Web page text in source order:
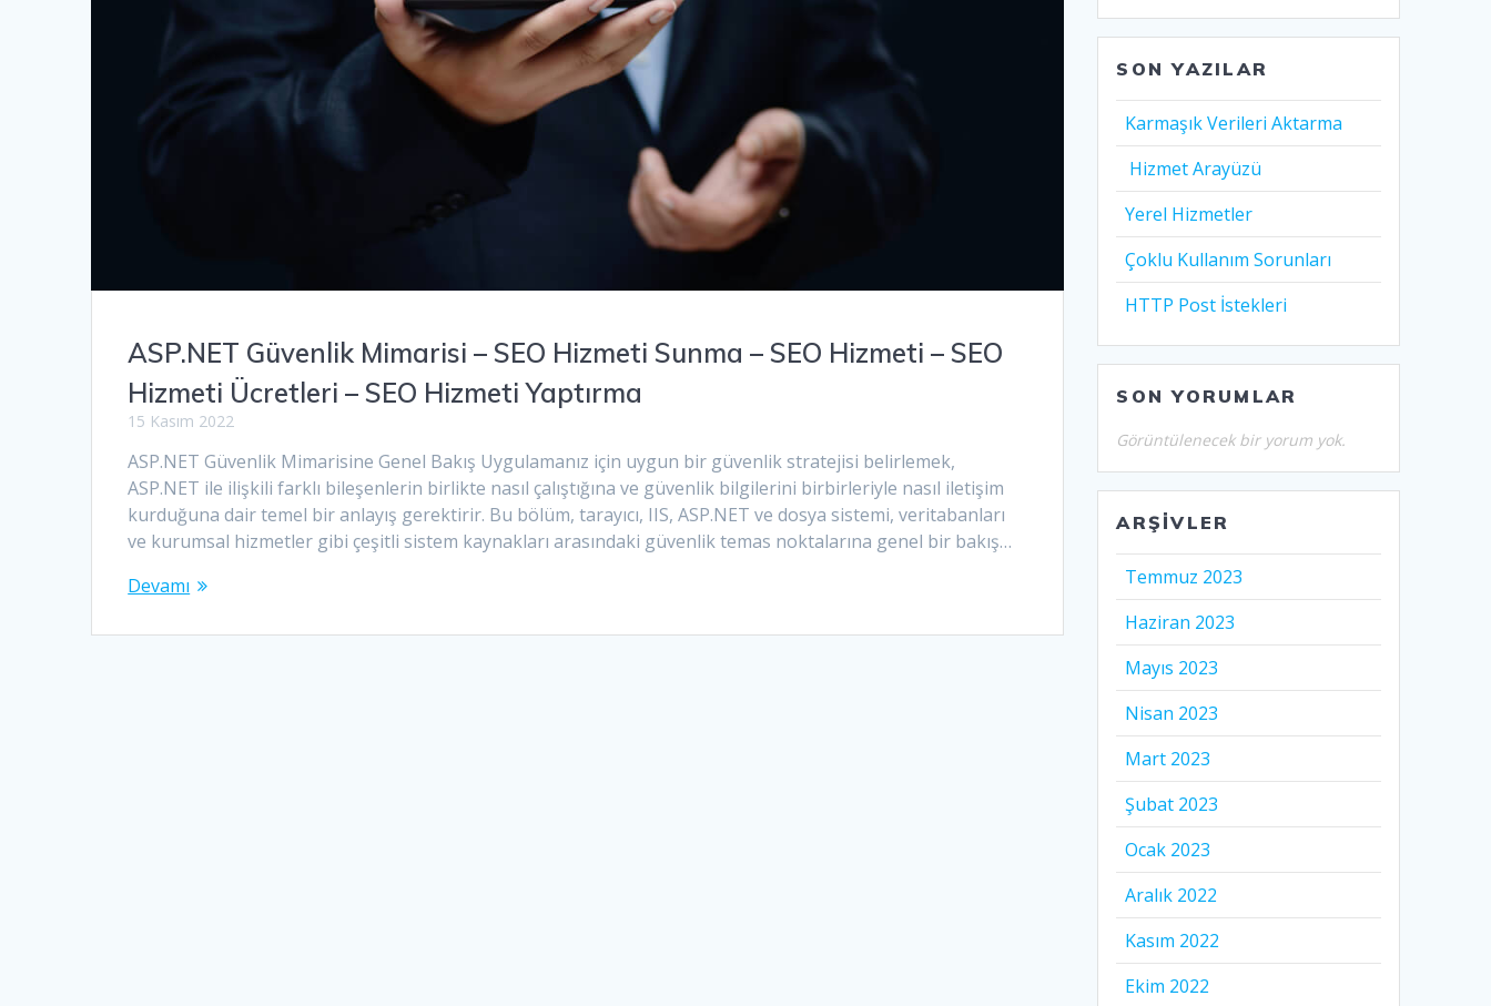
ASP.NET Güvenlik Mimarisi – SEO Hizmeti Sunma – SEO Hizmeti – SEO
Hizmeti Ücretleri – SEO Hizmeti Yaptırma
15 Kasım 2022
ASP.NET Güvenlik Mimarisine Genel Bakış Uygulamanız için uygun bir güvenlik stratejisi belirlemek,
ASP.NET ile ilişkili farklı bileşenlerin birlikte nasıl çalıştığına ve güvenlik bilgilerini birbirleriyle nasıl iletişim
kurduğuna dair temel bir anlayış gerektirir. Bu bölüm, tarayıcı, IIS, ASP.NET ve dosya sistemi, veritabanları
ve kurumsal hizmetler gibi çeşitli sistem kaynakları arasındaki güvenlik temas noktalarına genel bir bakış…
Devamı
SON YAZILAR
Karmaşık Verileri Aktarma
Hizmet Arayüzü
Yerel Hizmetler
Çoklu Kullanım Sorunları
HTTP Post İstekleri
SON YORUMLAR
Görüntülenecek bir yorum yok.
ARŞIVLER
Temmuz 2023
Haziran 2023
Mayıs 2023
Nisan 2023
Mart 2023
Şubat 2023
Ocak 2023
Aralık 2022
Kasım 2022
Ekim 2022